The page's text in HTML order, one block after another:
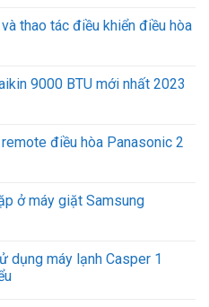
thao tác điều khiển điều hòa
9000 BTU mới nhất 2023
điều hòa Panasonic 2
ở máy giặt Samsung
dụng máy lạnh Casper 1